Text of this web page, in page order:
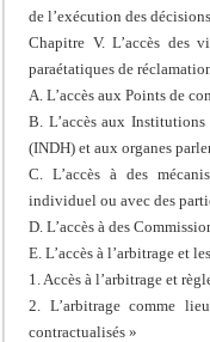
de l’exécution des décisions
Chapitre V. L’accès des
paraétatiques de
A. L’accès aux Points de
B. L’accès aux
(INDH) et aux organes
C. L’accès à des
individuel ou avec des
D. L’accès à des
E. L’accès à l’arbitrage et
1. Accès à l’arbitrage et
2. L’arbitrage comme
contractualisés »